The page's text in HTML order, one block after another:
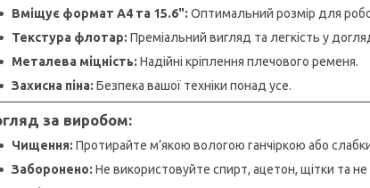
Вміщує формат А4 та 15.6": Оптимальний розмір для
Текстура флотар: Преміальний вигляд та легкість у
Металева міцність: Надійні кріплення плечового ременя.
Захисна піна: Безпека вашої техніки понад усе.
за виробом:
Чищення: Протирайте м’якою вологою ганчіркою або
Заборонено: Не використовуйте спирт, ацетон, щітки та не